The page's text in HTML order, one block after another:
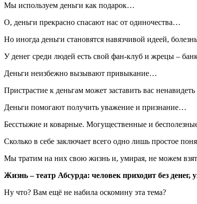
Мы используем деньги как подарок…
О, деньги прекрасно спасают нас от одиночества…
Но иногда деньги становятся навязчивой идеей,
У денег среди людей есть свой фан-клуб и жрецы –
Деньги неизбежно вызывают привыкание…
Пристрастие к деньгам может заставить вас
Деньги помогают получить уважение и признание…
Бесстыжие и коварные. Могущественные и
Сколько в себе заключает всего одно лишь простое
Мы тратим на них свою жизнь и, умирая, не можем
Жизнь – театр Абсурда: человек приходит без
Ну что? Вам ещё не набила оскомину эта тема?